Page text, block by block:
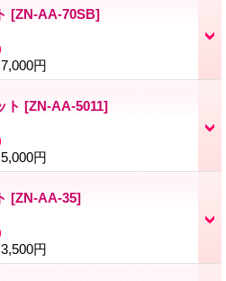
[ZN-AA-70SB]
7,000円
ト [ZN-AA-5011]
5,000円
[ZN-AA-35]
3,500円